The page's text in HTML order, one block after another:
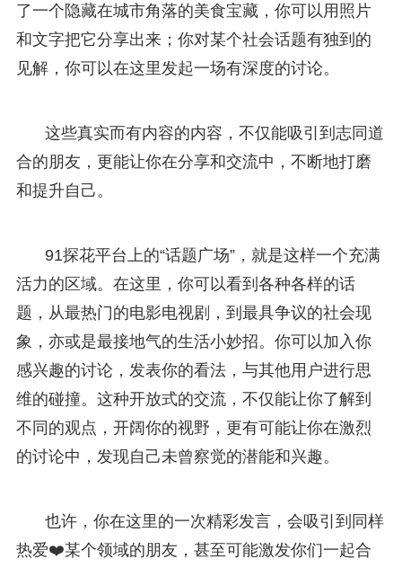
了一个隐藏在城市角落的美食宝藏，你可以用照片
和文字把它分享出来；你对某个社会话题有独到的
见解，你可以在这里发起一场有深度的讨论。
这些真实而有内容的内容，不仅能吸引到志同道
合的朋友，更能让你在分享和交流中，不断地打磨
和提升自己。
91探花平台上的“话题广场”，就是这样一个充满
活力的区域。在这里，你可以看到各种各样的话
题，从最热门的电影电视剧，到最具争议的社会现
象，亦或是最接地气的生活小妙招。你可以加入你
感兴趣的讨论，发表你的看法，与其他用户进行思
维的碰撞。这种开放式的交流，不仅能让你了解到
不同的观点，开阔你的视野，更有可能让你在激烈
的讨论中，发现自己未曾察觉的潜能和兴趣。
也许，你在这里的一次精彩发言，会吸引到同样
热爱❤️某个领域的朋友，甚至可能激发你们一起合